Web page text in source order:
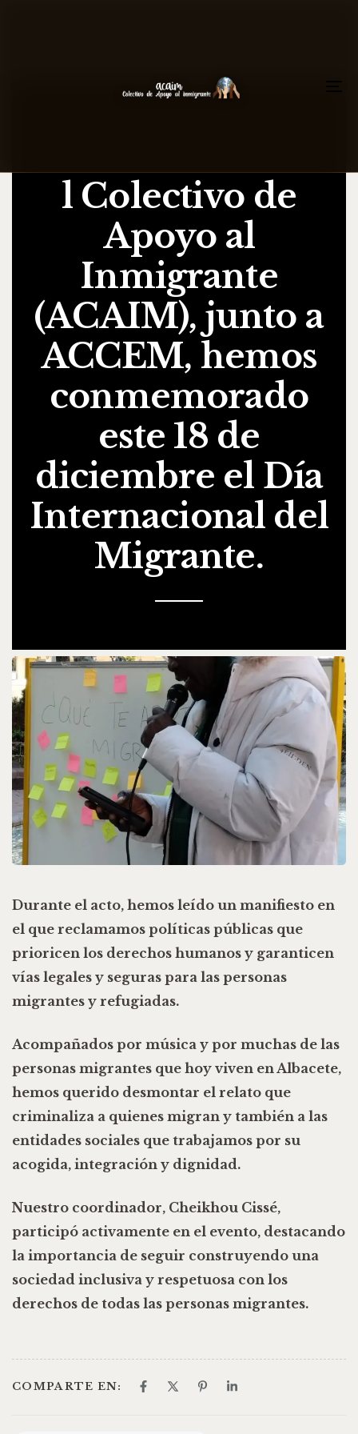
l Colectivo de
Apoyo al
Inmigrante
(ACAIM), junto a
ACCEM, hemos
conmemorado
este 18 de
diciembre el Día
Internacional del
Migrante.
Durante el acto, hemos leído un manifiesto en
el que reclamamos políticas públicas que
prioricen los derechos humanos y garanticen
vías legales y seguras para las personas
migrantes y refugiadas.
Acompañados por música y por muchas de las
personas migrantes que hoy viven en Albacete,
hemos querido desmontar el relato que
criminaliza a quienes migran y también a las
entidades sociales que trabajamos por su
acogida, integración y dignidad.
Nuestro coordinador, Cheikhou Cissé,
participó activamente en el evento, destacando
la importancia de seguir construyendo una
sociedad inclusiva y respetuosa con los
derechos de todas las personas migrantes.
COMPARTE EN: